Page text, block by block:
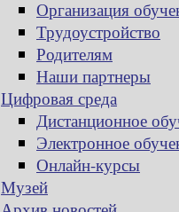
Организация
Трудоустройство
Родителям
Наши партнеры
Цифровая среда
Дистанционное
Электронное
Онлайн-курсы
Музей